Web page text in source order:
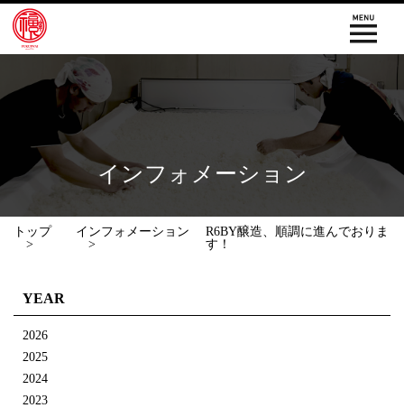
インフォメーション
トップ インフォメーション
R6BY醸造、順調に進んでおりま
す！
YEAR
2026
2025
2024
2023